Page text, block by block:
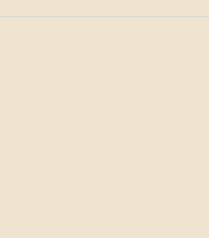
gerne:
nach bestimmten
persönlichen Daten